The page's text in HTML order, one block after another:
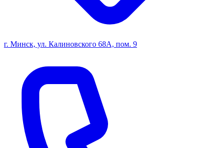
г. Минск, ул. Калиновского 68А, пом. 9